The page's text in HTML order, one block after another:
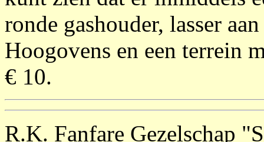
ronde gashouder, lasser
Hoogovens en een terrein
€ 10.
R.K. Fanfare Gezelschap